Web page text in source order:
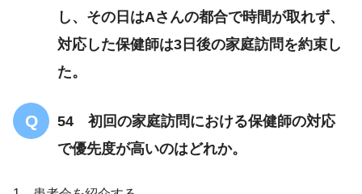
指示どおり服薬している
し、その日はAさんの都合で時間が取れず、
対応した保健師は3日後の家庭訪問を約束し
た。
54 初回の家庭訪問における保健師の対応
で優先度が高いのはどれか。